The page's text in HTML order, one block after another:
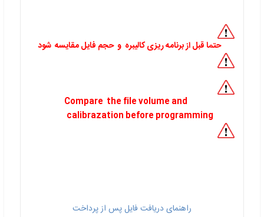
حتما قبل از برنامه ریزی کالیبره و حجم فایل مقایسه شود
Compare the file volume and
calibrazation before programming
راهنمای دریافت فایل پس از پرداخت